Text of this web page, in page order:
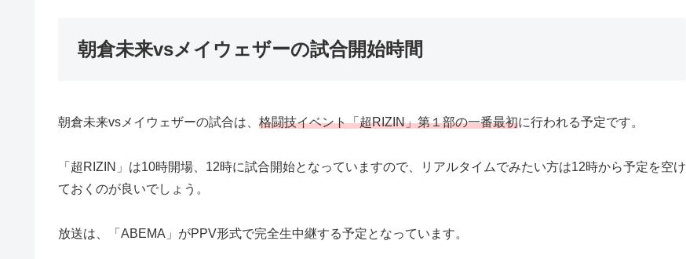
朝倉未来vsメイウェザーの試合開始時間
朝倉未来vsメイウェザーの試合は、 格闘技イベント「超RIZIN」第１部の一番最初に行われる予定です。
「超RIZIN」は10時開場、12時に試合開始となっていますので、リアルタイムでみたい方は12時から予定を空け
ておくのが良いでしょう。
放送は、「ABEMA」がPPV形式で完全生中継する予定となっています。